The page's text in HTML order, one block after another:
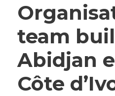
team
Abidjan
Côte